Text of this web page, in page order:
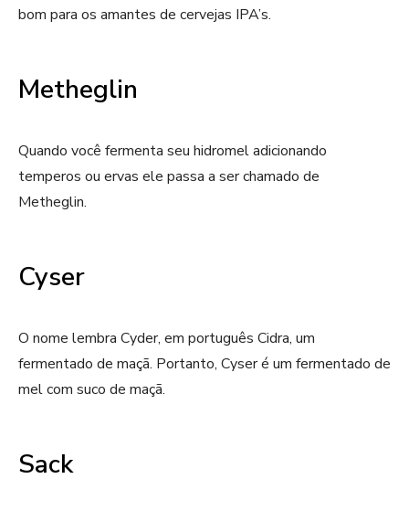
bom para os amantes de cervejas IPA’s.
Metheglin
Quando você fermenta seu hidromel adicionando
temperos ou ervas ele passa a ser chamado de
Metheglin.
Cyser
O nome lembra Cyder, em português Cidra, um
fermentado de maçã. Portanto, Cyser é um fermentado de
mel com suco de maçã.
Sack